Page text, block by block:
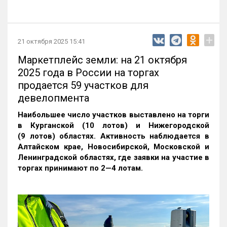
21 октября 2025 15:41 +
Маркетплейс земли: на 21 октября
2025 года в России на торгах
продается 59 участков для
девелопмента
Наибольшее число участков выставлено на торги
в Курганской (10 лотов) и Нижегородской
(9 лотов) областях. Активность наблюдается в
Алтайском крае, Новосибирской, Московской и
Ленинградской областях, где заявки на участие в
торгах принимают по 2—4 лотам.